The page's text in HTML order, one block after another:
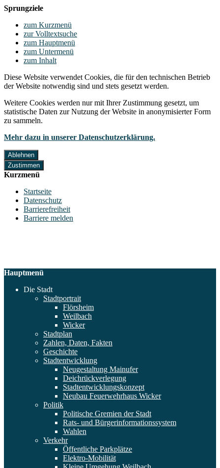
Sprungziele
zum Kurzmenü
zur Volltextsuche
zum Hauptmenü
zum Untermenü
zum Inhalt
Diese Website verwendet Cookies, die für den technischen Betrieb
der Website notwendig sind und stets gesetzt werden.
Weitere Cookies werden nur mit Ihrer Zustimmung gesetzt, um
statistische Daten zur Nutzung der Website in anonymisierter Form
zu sammeln.
Mehr dazu in unserer Datenschutzerklärung.
Ablehnen
Zustimmen
Kurzmenü
Startseite
Datenschutz
Barrierefreiheit
Barriere melden
Hauptmenü
Die Stadt
Stadtportrait
Flörsheim
Weilbach
Wicker
Stadtplan
Zahlen, Daten, Fakten
Geschichte
Stadtentwicklung
Neugestaltung Mainufer
Deichrückverlegung
Stadtentwicklungskonzept
Neubau Feuerwehrhaus Wicker
Politik
Politische Gremien der Stadt
Rats- und Bürgerinformationssystem
Wahlen
Verkehr
Öffentliche Parkplätze
Elektro-Mobilität